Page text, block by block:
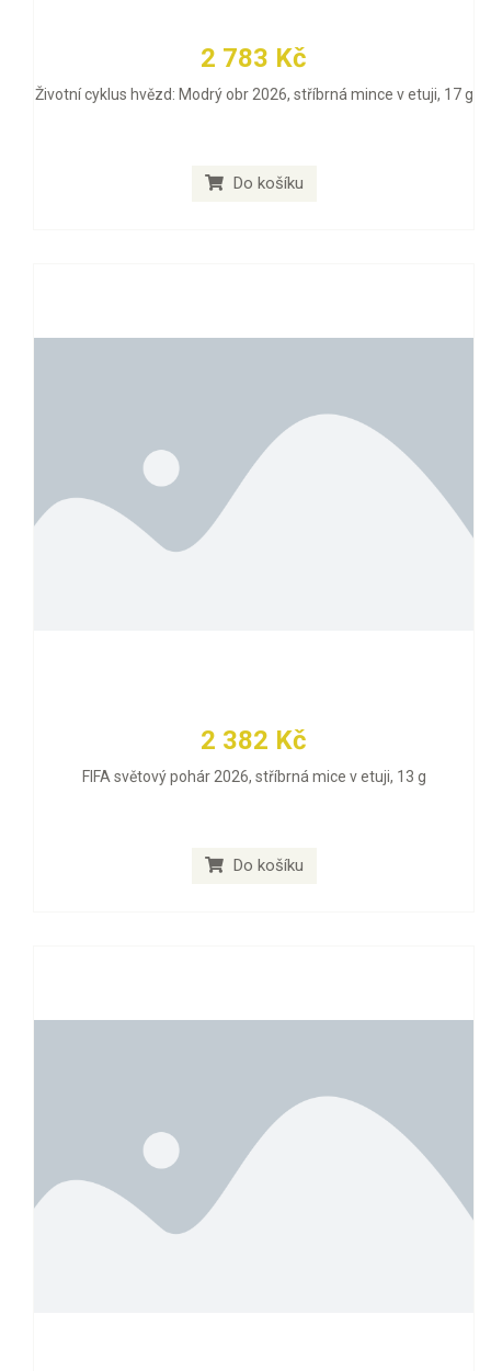
2 783 Kč
Životní cyklus hvězd: Modrý obr 2026, stříbrná mince v etuji, 17 g
Do košíku
2 382 Kč
FIFA světový pohár 2026, stříbrná mice v etuji, 13 g
Do košíku